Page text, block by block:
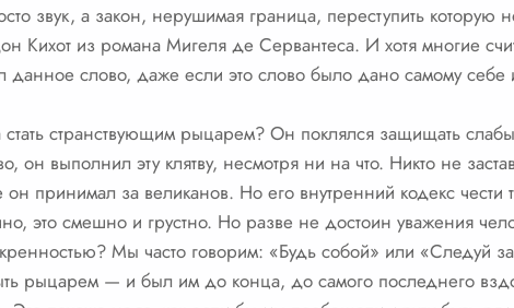
звук, а закон, нерушимая граница, переступить которую
Кихот из романа Мигеля де Сервантеса. И хотя многие
данное слово, даже если это слово было дано самому себе
странствующим рыцарем? Он поклялся защищать
он выполнил эту клятву, несмотря ни на что. Никто не
принимал за великанов. Но его внутренний кодекс чести
это смешно и грустно. Но разве не достоин уважения
Мы часто говорим: «Будь собой» или «Следуй
рыцарем — и был им до конца, до самого последнего